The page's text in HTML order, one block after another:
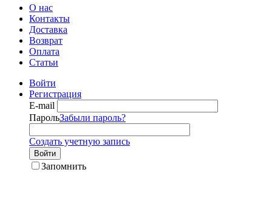
О нас
Контакты
Доставка
Возврат
Оплата
Статьи
Войти
Регистрация
E-mail
ПарольЗабыли пароль?
Создать учетную запись
Войти
Запомнить